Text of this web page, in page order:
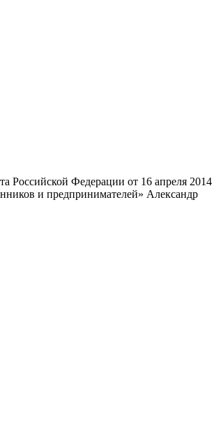
Российской Федерации от 16 апреля 2014
и предпринимателей» Александр